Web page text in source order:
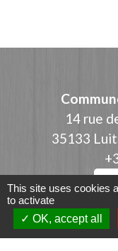
14 rue
35133
This site uses cookies
to activate
OK, accept all